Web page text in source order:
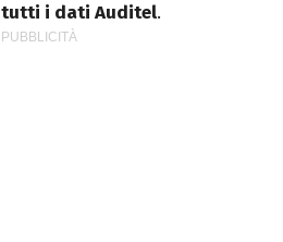
tutti i dati Auditel.